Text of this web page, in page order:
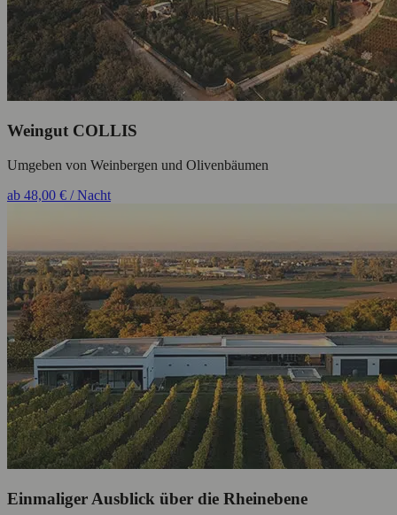
Weingut COLLIS
Umgeben von Weinbergen und Olivenbäumen
ab 48,00 € / Nacht
Einmaliger Ausblick über die Rheinebene